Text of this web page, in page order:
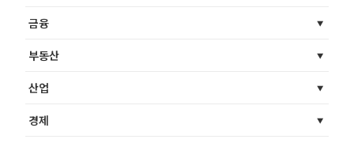
금융
부동산
산업
경제